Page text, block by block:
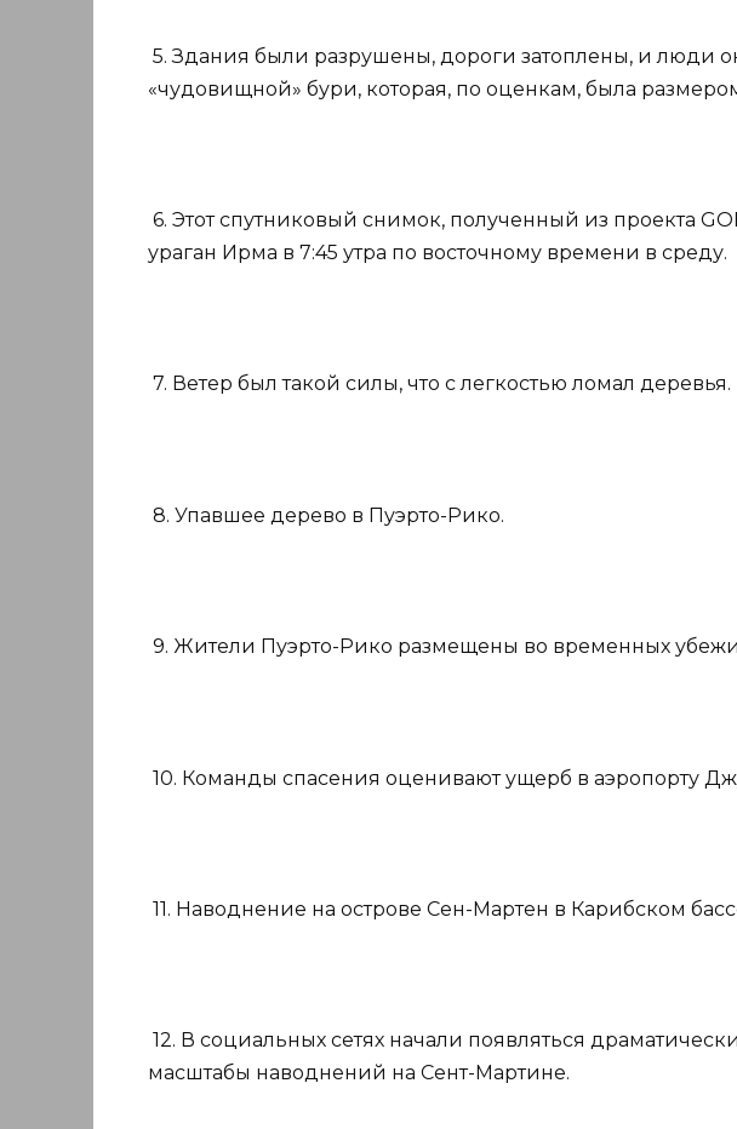
5. Здания были разрушены, дороги затоплены, и люди
«чудовищной» бури, которая, по оценкам, была
6. Этот спутниковый снимок, полученный из проекта
ураган Ирма в 7:45 утра по восточному времени в среду.
7. Ветер был такой силы, что с легкостью ломал деревья.
8. Упавшее дерево в Пуэрто-Рико.
9. Жители Пуэрто-Рико размещены во временных
10. Команды спасения оценивают ущерб в аэропорту
11. Наводнение на острове Сен-Мартен в Карибском
12. В социальных сетях начали появляться
масштабы наводнений на Сент-Мартине.